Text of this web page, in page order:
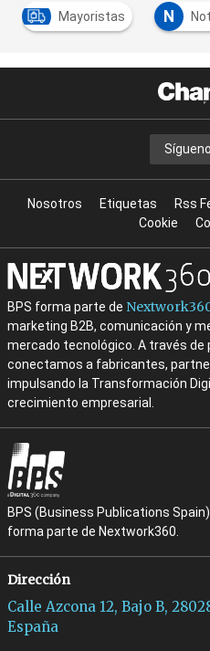
Mayoristas N
Nosotros Etiquetas Rss
Cookie
BPS forma parte de
marketing B2B, comunicación y
mercado tecnológico. A través
conectamos a fabricantes,
impulsando la Transformación
crecimiento empresarial.
BPS (Business Publications
forma parte de Nextwork360.
Dirección
Calle Azcona 12, Bajo B,
España